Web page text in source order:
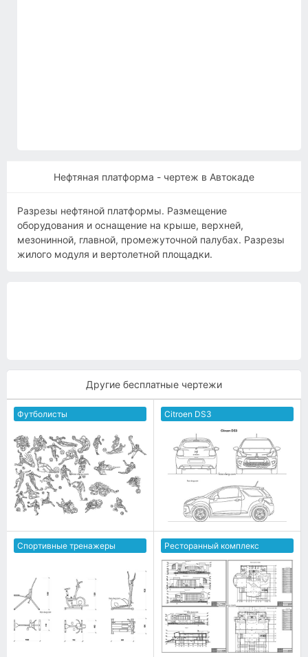
Нефтяная платформа - чертеж в Автокаде
Разрезы нефтяной платформы. Размещение
оборудования и оснащение на крыше, верхней,
мезонинной, главной, промежуточной палубах. Разрезы
жилого модуля и вертолетной площадки.
Другие бесплатные чертежи
Футболисты Citroen DS3
Спортивные тренажеры Ресторанный комплекс